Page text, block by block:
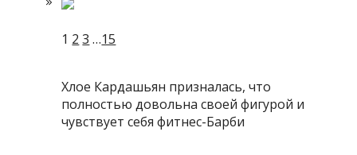
1 2 3 …15
Хлое Кардашьян призналась, что
полностью довольна своей фигурой и
чувствует себя фитнес-Барби